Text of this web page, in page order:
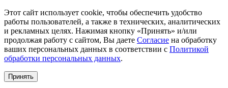
Этот сайт использует cookie, чтобы обеспечить удобство
работы пользователей, а также в технических, аналитических
и рекламных целях. Нажимая кнопку «Принять» и/или
продолжая работу с сайтом, Вы даете Согласие на обработку
ваших персональных данных в соответствии с Политикой
обработки персональных данных.
Принять